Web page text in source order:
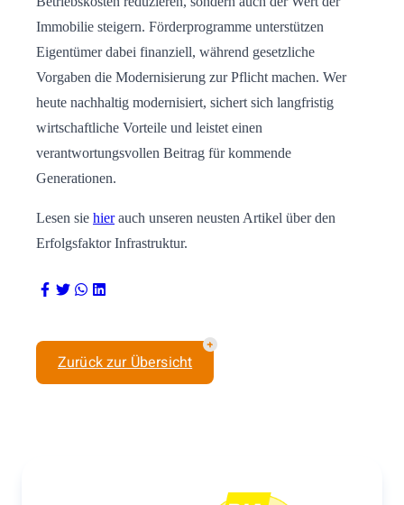
Immobilie steigern. Förderprogramme unterstützen
Eigentümer dabei finanziell, während gesetzliche
Vorgaben die Modernisierung zur Pflicht machen. Wer
heute nachhaltig modernisiert, sichert sich langfristig
wirtschaftliche Vorteile und leistet einen
verantwortungsvollen Beitrag für kommende
Generationen.
Lesen sie hierauch unseren neusten Artikel über den
Erfolgsfaktor Infrastruktur.
Zurück zur Übersicht